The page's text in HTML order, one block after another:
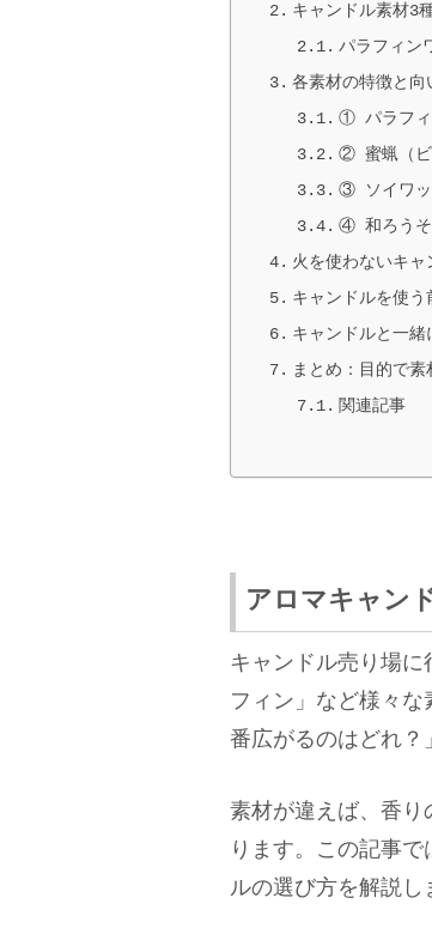
キャンドル素材3
パラフィン
各素材の特徴と向
① パラフィ
② 蜜蝋（ビ
③ ソイワッ
④ 和ろうそ
火を使わないキ
キャンドルを使
キャンドルと一緒
まとめ：目的で素
関連記事
アロマキャン
キャンドル売り場
フィン」など様々
番広がるのはどれ？
素材が違えば、香り
ります。この記事
ルの選び方を解説し